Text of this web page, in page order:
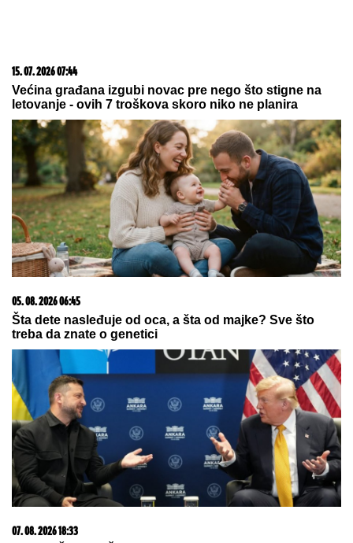
07. 08. 2026 09:47
Čiji hromozom određuje pol deteta? XX rađa se
devojčica, XY rađa se dečak
05. 08. 2026 14:12
Koliko visoku temperaturu ljudsko telo može da izdrži?